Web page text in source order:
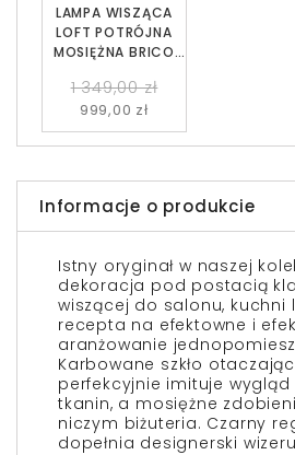
LAMPA WISZĄCA
LOFT POTRÓJNA
MOSIĘŻNA BRICO
1 349,00 zł
999,00 zł
Informacje o produkcie
Istny oryginał w naszej
dekoracja pod postacią
wiszącej do salonu, kuchni
recepta na efektowne i
aranżowanie
Karbowane szkło
perfekcyjnie imituje wygląd
tkanin, a mosiężne
niczym biżuteria. Czarny
dopełnia designerski